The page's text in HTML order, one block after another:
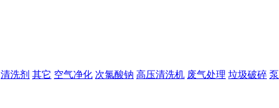
清洗剂 其它 空气净化 次氯酸钠 高压清洗机 废气处理 垃圾破碎 泵